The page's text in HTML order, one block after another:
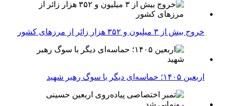
خروج بیش از ۳ میلیون و ۳۵۲ هزار زائر از مرزهای کشور
اربعین ۱۴۰۵؛ حماسه‌ای دیگر با سوگ رهبر شهید